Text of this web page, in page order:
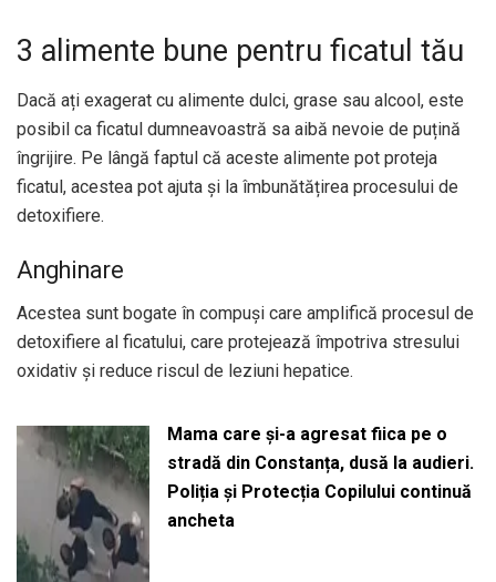
3 alimente bune pentru ficatul tău
Dacă ați exagerat cu alimente dulci, grase sau alcool, este
posibil ca ficatul dumneavoastră sa aibă nevoie de puțină
îngrijire. Pe lângă faptul că aceste alimente pot proteja
ficatul, acestea pot ajuta și la îmbunătățirea procesului de
detoxifiere.
Anghinare
Acestea sunt bogate în compuși care amplifică procesul de
detoxifiere al ficatului, care protejează împotriva stresului
oxidativ și reduce riscul de leziuni hepatice.
Mama care și-a agresat fiica pe o
stradă din Constanța, dusă la audieri.
Poliția și Protecția Copilului continuă
ancheta